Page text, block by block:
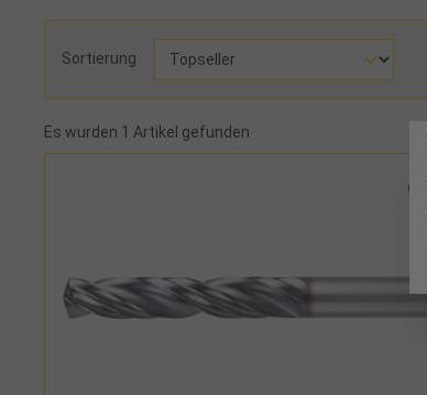
Sortierung
Es wurden 1 Artikel gefunden